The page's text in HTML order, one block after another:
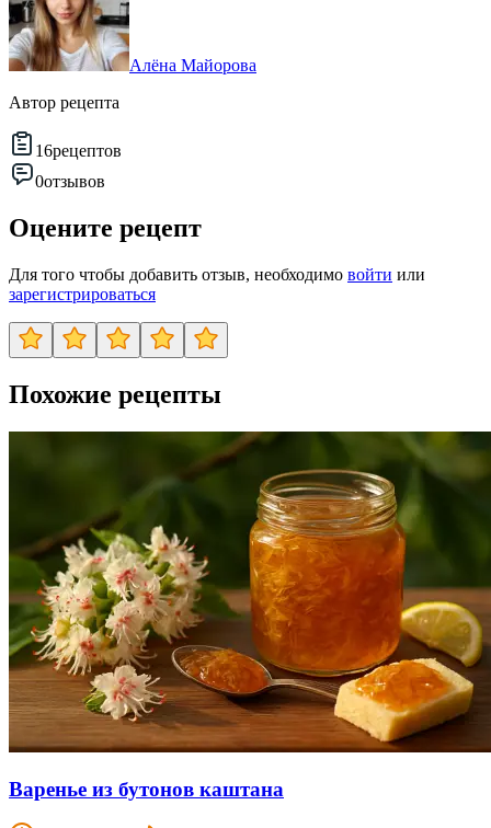
Алёна Майорова
Автор рецепта
16рецептов
0отзывов
Оцените рецепт
Для того чтобы добавить отзыв, необходимо войти или
зарегистрироваться
Похожие рецепты
Варенье из бутонов каштана